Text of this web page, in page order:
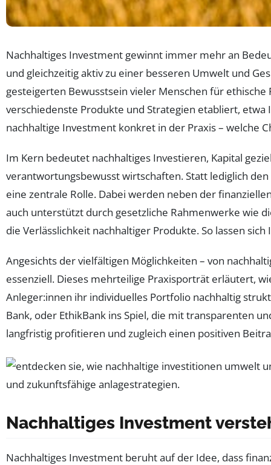
Nachhaltiges Investment gewinnt immer mehr an
und gleichzeitig aktiv zu einer besseren Umwelt und
gesteigerten Bewusstsein vieler Menschen für
verschiedenste Produkte und Strategien etabliert,
nachhaltige Investment konkret in der Praxis – welche
Im Kern bedeutet nachhaltiges Investieren, Kapital
verantwortungsbewusst wirtschaften. Statt lediglich den
eine zentrale Rolle. Dabei werden neben der
auch unterstützt durch gesetzliche Rahmenwerke wie
die Verlässlichkeit nachhaltiger Produkte. So lassen
Angesichts der vielfältigen Möglichkeiten – von
essenziell. Dieses mehrteilige Praxisporträt erläutert,
Anleger:innen ihr individuelles Portfolio nachhaltig
Bank, oder EthikBank ins Spiel, die mit transparenten
langfristig profitieren und zugleich einen positiven
Nachhaltiges Investment
Nachhaltiges Investment beruht auf der Idee, dass